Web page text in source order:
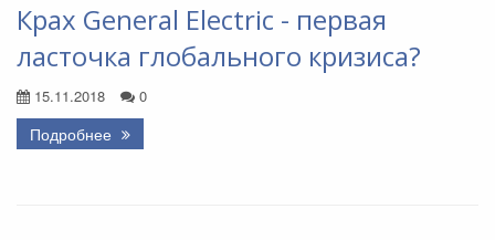
Крах General Electric - первая
ласточка глобального кризиса?
15.11.2018 0
Подробнее